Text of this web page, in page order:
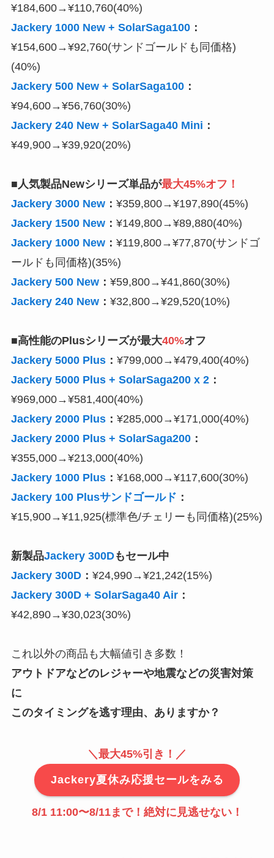
¥184,600→¥110,760(40%)
Jackery 1000 New + SolarSaga100：
¥154,600→¥92,760(サンドゴールドも同価格)
(40%)
Jackery 500 New + SolarSaga100：
¥94,600→¥56,760(30%)
Jackery 240 New + SolarSaga40 Mini ：
¥49,900→¥39,920(20%)
■人気製品Newシリーズ単品が最大45%オフ！
Jackery 3000 New： ¥359,800→¥197,890(45%)
Jackery 1500 New： ¥149,800→¥89,880(40%)
Jackery 1000 New： ¥119,800→¥77,870(サンドゴ
ールドも同価格)(35%)
Jackery 500 New： ¥59,800→¥41,860(30%)
Jackery 240 New： ¥32,800→¥29,520(10%)
■高性能のPlusシリーズが最大40%オフ
Jackery 5000 Plus： ¥799,000→¥479,400(40%)
Jackery 5000 Plus + SolarSaga200 x 2：
¥969,000→¥581,400(40%)
Jackery 2000 Plus： ¥285,000→¥171,000(40%)
Jackery 2000 Plus + SolarSaga200：
¥355,000→¥213,000(40%)
Jackery 1000 Plus： ¥168,000→¥117,600(30%)
Jackery 100 Plusサンドゴールド ：
¥15,900→¥11,925(標準色/チェリーも同価格)(25%)
新製品Jackery 300Dもセール中
Jackery 300D： ¥24,990→¥21,242(15%)
Jackery 300D + SolarSaga40 Air：
¥42,890→¥30,023(30%)
これ以外の商品も大幅値引き多数！
アウトドアなどのレジャーや地震などの災害対策
に
このタイミングを逃す理由、ありますか？
＼最大45%引き！／
Jackery夏休み応援セールをみる
8/1 11:00〜8/11まで！絶対に見逃せない！